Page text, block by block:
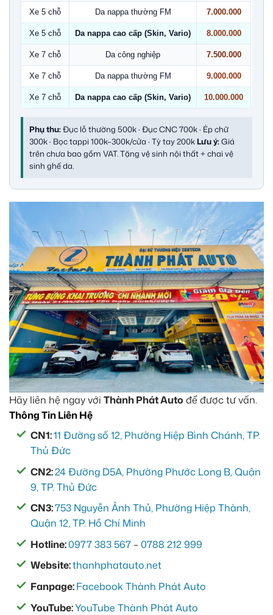
Xe 5 chỗ Da nappa thường FM 7.000.000
Xe 5 chỗ Da nappa cao cấp (Skin, Vario) 8.000.000
Xe 7 chỗ Da công nghiệp 7.500.000
Xe 7 chỗ Da nappa thường FM 9.000.000
Xe 7 chỗ Da nappa cao cấp (Skin, Vario) 10.000.000
Phụ thu:Đục lỗ thường 500k · Đục CNC 700k · Ép chữ
300k · Bọc tappi 100k–300k/cửa · Tỳ tay 200kLưu ý:Giá
trên chưa bao gồm VAT. Tặng vệ sinh nội thất + chai vệ
sinh ghế da.
Hãy liên hệ ngay với Thành Phát Auto để được tư vấn.
Thông Tin Liên Hệ
CN1:11 Đường số 12, Phường Hiệp Bình Chánh, TP.
Thủ Đức
CN2:24 Đường D5A, Phường Phước Long B, Quận
9, TP. Thủ Đức
CN3:753 Nguyễn Ảnh Thủ, Phường Hiệp Thành,
Quận 12, TP. Hồ Chí Minh
Hotline:0977 383 567 –0788 212 999
Website:thanhphatauto.net
Fanpage:Facebook Thành Phát Auto
YouTube:YouTube Thành Phát Auto